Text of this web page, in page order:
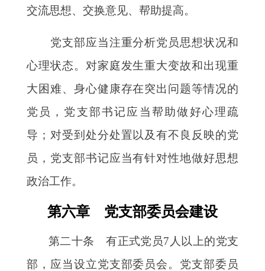
交流思想、交换意见、帮助提高。
党支部应当注重分析党员思想状况和
心理状态。对家庭发生重大变故和出现重
大困难、身心健康存在突出问题等情况的
党员，党支部书记应当帮助做好心理疏
导；对受到处分处置以及有不良反映的党
员，党支部书记应当有针对性地做好思想
政治工作。
第六章 党支部委员会建设
第二十条 有正式党员7人以上的党支
部，应当设立党支部委员会。党支部委员